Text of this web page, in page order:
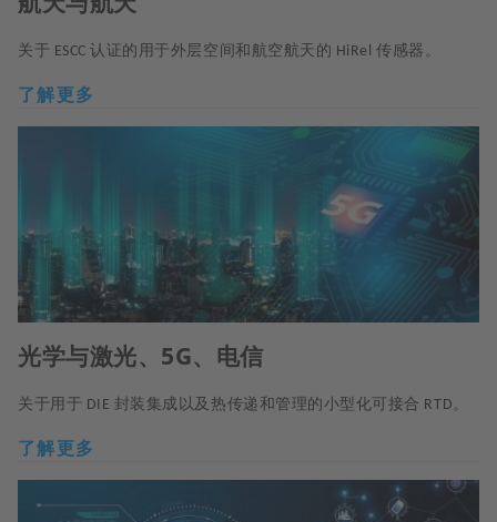
关于 ESCC认证的用于外层空间和航空航天的 HiRel传感器。
了解更多
光学与激光、5G、电信
关于用于 DIE 封装集成以及热传递和管理的小型化可接合 RTD。
了解更多